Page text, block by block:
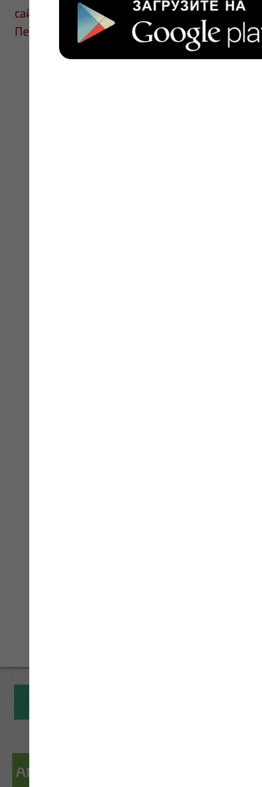
сайте для ознакомления и не является
Перед применением необходима